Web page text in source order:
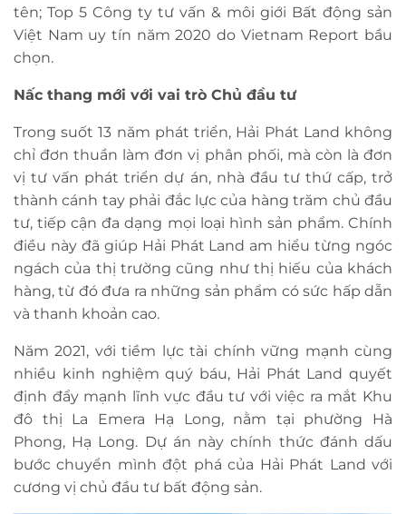
tên; Top 5 Công ty tư vấn & môi giới Bất động sản
Việt Nam uy tín năm 2020 do Vietnam Report bầu
chọn.
Nấc thang mới với vai trò Chủ đầu tư
Trong suốt 13 năm phát triển, Hải Phát Land không
chỉ đơn thuần làm đơn vị phân phối, mà còn là đơn
vị tư vấn phát triển dự án, nhà đầu tư thứ cấp, trở
thành cánh tay phải đắc lực của hàng trăm chủ đầu
tư, tiếp cận đa dạng mọi loại hình sản phẩm. Chính
điều này đã giúp Hải Phát Land am hiểu từng ngóc
ngách của thị trường cũng như thị hiếu của khách
hàng, từ đó đưa ra những sản phẩm có sức hấp dẫn
và thanh khoản cao.
Năm 2021, với tiềm lực tài chính vững mạnh cùng
nhiều kinh nghiệm quý báu, Hải Phát Land quyết
định đẩy mạnh lĩnh vực đầu tư với việc ra mắt Khu
đô thị La Emera Hạ Long, nằm tại phường Hà
Phong, Hạ Long. Dự án này chính thức đánh dấu
bước chuyển mình đột phá của Hải Phát Land với
cương vị chủ đầu tư bất động sản.